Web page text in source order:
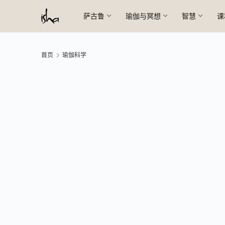
萨古鲁 瑜伽与冥想 智慧
首页 瑜伽科学